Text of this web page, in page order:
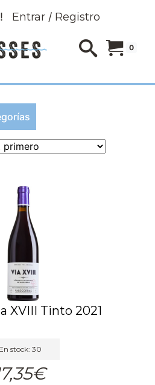
Entrar/ Registro
0
XVIII Tinto 2021
En stock: 30